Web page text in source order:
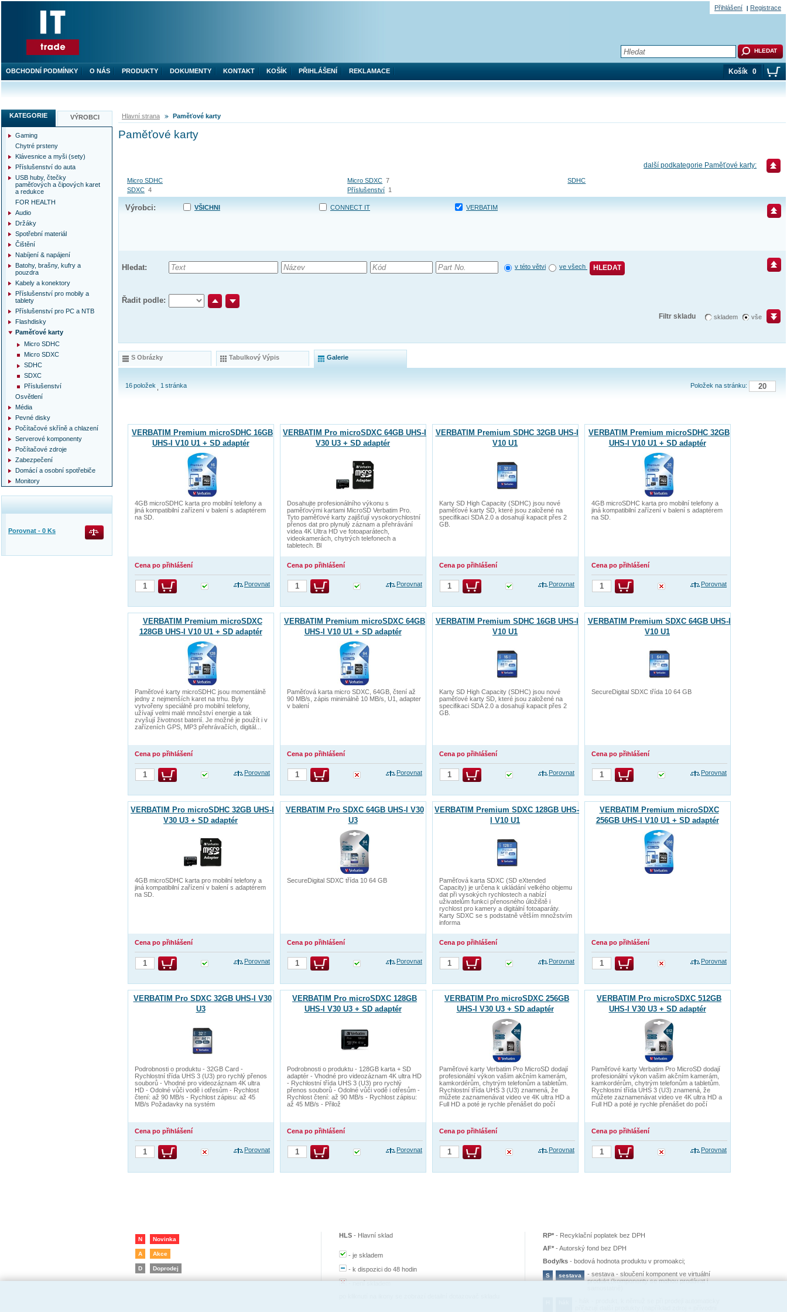
Hlavní strana Paměťové karty
Paměťové karty
další podkategorie Paměťové karty:
Micro SDHC Micro SDXC 7
SDHC
SDXC 4 Příslušenství 1
Výrobci: VŠICHNI CONNECT IT VERBATIM
Hledat: v této větvi ve všech HLEDAT
Řadit podle:
Filtr skladu skladem vše
S Obrázky Tabulkový Výpis Galerie
Položek na stránku:
16položek 1 stránka
VERBATIM Premium microSDHC 16GB
UHS-I V10 U1 + SD adaptér
4GB microSDHC karta pro mobilní telefony a
jiná kompatibilní zařízení v balení s adaptérem
na SD.
Cena po přihlášení
Porovnat
VERBATIM Pro microSDXC 64GB UHS-I
V30 U3 + SD adaptér
Dosahujte profesionálního výkonu s
paměťovými kartami MicroSD Verbatim Pro.
Tyto paměťové karty zajišťují vysokorychlostní
přenos dat pro plynulý záznam a přehrávání
videa 4K Ultra HD ve fotoaparátech,
videokamerách, chytrých telefonech a
tabletech. Bl
Cena po přihlášení
Porovnat
VERBATIM Premium SDHC 32GB UHS-I
V10 U1
Karty SD High Capacity (SDHC) jsou nové
paměťové karty SD, které jsou založené na
specifikaci SDA 2.0 a dosahují kapacit přes 2
GB.
Cena po přihlášení
Porovnat
VERBATIM Premium microSDHC 32GB
UHS-I V10 U1 + SD adaptér
4GB microSDHC karta pro mobilní telefony a
jiná kompatibilní zařízení v balení s adaptérem
na SD.
Cena po přihlášení
Porovnat
VERBATIM Premium microSDXC
128GB UHS-I V10 U1 + SD adaptér
Paměťové karty microSDHC jsou momentálně
jedny z nejmenších karet na trhu. Byly
vytvořeny speciálně pro mobilní telefony,
užívají velmi malé množství energie a tak
zvyšují životnost baterií. Je možné je použít i v
zařízeních GPS, MP3 přehrávačích, digitál...
Cena po přihlášení
Porovnat
VERBATIM Premium microSDXC 64GB
UHS-I V10 U1 + SD adaptér
Paměťová karta micro SDXC, 64GB, čtení až
90 MB/s, zápis minimálně 10 MB/s, U1, adapter
v balení
Cena po přihlášení
Porovnat
VERBATIM Premium SDHC 16GB UHS-I
V10 U1
Karty SD High Capacity (SDHC) jsou nové
paměťové karty SD, které jsou založené na
specifikaci SDA 2.0 a dosahují kapacit přes 2
GB.
Cena po přihlášení
Porovnat
VERBATIM Premium SDXC 64GB UHS-I
V10 U1
SecureDigital SDXC třída 10 64 GB
Cena po přihlášení
Porovnat
VERBATIM Pro microSDHC 32GB UHS-I
V30 U3 + SD adaptér
4GB microSDHC karta pro mobilní telefony a
jiná kompatibilní zařízení v balení s adaptérem
na SD.
Cena po přihlášení
Porovnat
VERBATIM Pro SDXC 64GB UHS-I V30
U3
SecureDigital SDXC třída 10 64 GB
Cena po přihlášení
Porovnat
VERBATIM Premium SDXC 128GB UHS-
I V10 U1
Paměťová karta SDXC (SD eXtended
Capacity) je určena k ukládání velkého objemu
dat při vysokých rychlostech a nabízí
uživatelům funkci přenosného úložiště i
rychlost pro kamery a digitální fotoaparáty.
Karty SDXC se s podstatně větším množstvím
informa
Cena po přihlášení
Porovnat
VERBATIM Premium microSDXC
256GB UHS-I V10 U1 + SD adaptér
Cena po přihlášení
Porovnat
VERBATIM Pro SDXC 32GB UHS-I V30
U3
Podrobnosti o produktu - 32GB Card -
Rychlostní třída UHS 3 (U3) pro rychlý přenos
souborů - Vhodné pro videozáznam 4K ultra
HD - Odolné vůči vodě i otřesům - Rychlost
čtení: až 90 MB/s - Rychlost zápisu: až 45
MB/s Požadavky na systém
Cena po přihlášení
Porovnat
VERBATIM Pro microSDXC 128GB
UHS-I V30 U3 + SD adaptér
Podrobnosti o produktu - 128GB karta + SD
adaptér - Vhodné pro videozáznam 4K ultra HD
- Rychlostní třída UHS 3 (U3) pro rychlý
přenos souborů - Odolné vůči vodě i otřesům -
Rychlost čtení: až 90 MB/s - Rychlost zápisu:
až 45 MB/s - Přilož
Cena po přihlášení
Porovnat
VERBATIM Pro microSDXC 256GB
UHS-I V30 U3 + SD adaptér
Paměťové karty Verbatim Pro MicroSD dodají
profesionální výkon vašim akčním kamerám,
kamkordérům, chytrým telefonům a tabletům.
Rychlostní třída UHS 3 (U3) znamená, že
můžete zaznamenávat video ve 4K ultra HD a
Full HD a poté je rychle přenášet do počí
Cena po přihlášení
Porovnat
VERBATIM Pro microSDXC 512GB
UHS-I V30 U3 + SD adaptér
Paměťové karty Verbatim Pro MicroSD dodají
profesionální výkon vašim akčním kamerám,
kamkordérům, chytrým telefonům a tabletům.
Rychlostní třída UHS 3 (U3) znamená, že
můžete zaznamenávat video ve 4K ultra HD a
Full HD a poté je rychle přenášet do počí
Cena po přihlášení
Porovnat
N Novinka
A Akce
D Doprodej
HLS - Hlavní sklad
-je skladem
-k dispozici do 48 hodin
-není skladem
RP* - Recyklační poplatek bez DPH
AF* -Autorský fond bez DPH
Body/ks -bodová hodnota produktu v promoakci;
S sestava -sestava - sloučení komponent ve virtuální
produkt,(komponenty se mohou prodávat i
KATEGORIE VÝROBCI
Gaming
Chytré prsteny
Klávesnice a myši (sety)
Příslušenství do auta
USB huby, čtečky
paměťových a čipových karet
a redukce
FOR HEALTH
Audio
Držáky
Spotřební materiál
Čištění
Nabíjení & napájení
Batohy, brašny, kufry a
pouzdra
Kabely a konektory
Příslušenství pro mobily a
tablety
Příslušenství pro PC a NTB
Flashdisky
Paměťové karty
Micro SDHC
Micro SDXC
SDHC
SDXC
Příslušenství
Osvětlení
Média
Pevné disky
Počítačové skříně a chlazení
Serverové komponenty
Počítačové zdroje
Zabezpečení
Domácí a osobní spotřebiče
Monitory
Porovnat - 0 Ks
OBCHODNÍ PODMÍNKY O NÁS PRODUKTY DOKUMENTY KONTAKT KOŠÍK PŘIHLÁŠENÍ REKLAMACE Košík 0
Přihlášení Registrace